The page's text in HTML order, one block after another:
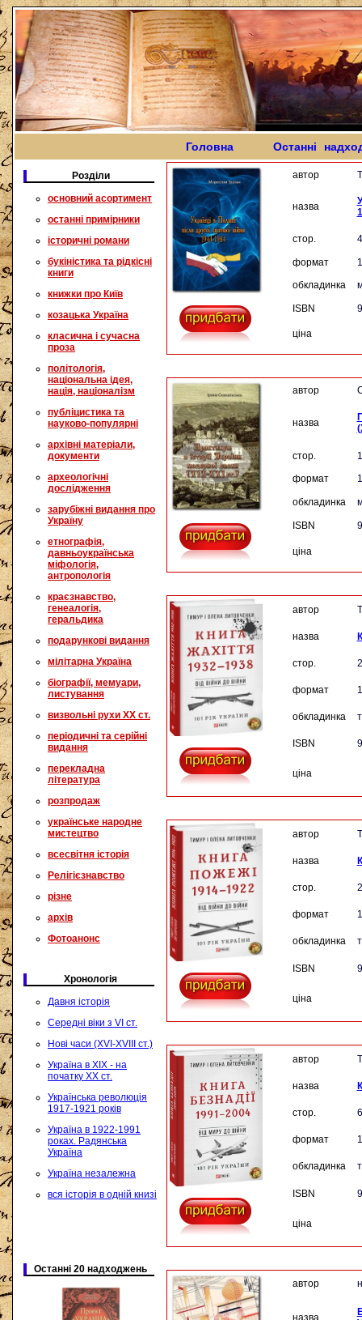
Головна Останні
Розділи
основний асортимент
останні примірники
історичні романи
букіністика та рідкісні
книги
книжки про Київ
козацька Україна
класична і сучасна
проза
політологія,
національна ідея,
нація, націоналізм
публіцистика та
науково-популярні
архівні матеріали,
документи
археологічні
дослідження
зарубіжні видання про
Україну
етнографія,
давньоукраїнська
міфологія,
антропологія
краєзнавство,
генеалогія,
геральдика
подарункові видання
мілітарна Україна
біографії, мемуари,
листування
визвольні рухи XX ст.
періодичні та серійні
видання
перекладна
література
розпродаж
українське народне
мистецтво
всесвітня історія
Релігієзнавство
різне
архів
Фотоанонс
Хронологія
Давня історія
Середні віки з VI ст.
Нові часи (XVI-XVIII ст.)
Україна в XIX - на
початку XX ст.
Українська революція
1917-1921 років
Україна в 1922-1991
роках. Радянська
Україна
Україна незалежна
вся історія в одній книзі
Останні 20 надходжень
автор
назва
стор.
формат
обкладинка
ISBN
ціна
автор
назва
стор.
формат
обкладинка
ISBN
ціна
автор
назва
стор.
формат
обкладинка
ISBN
ціна
автор
назва
стор.
формат
обкладинка
ISBN
ціна
автор
назва
стор.
формат
обкладинка
ISBN
ціна
автор
назва